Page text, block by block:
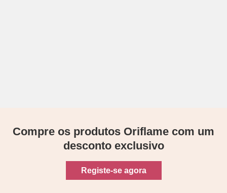
Compre os produtos Oriflame com um
desconto exclusivo
Registe-se agora